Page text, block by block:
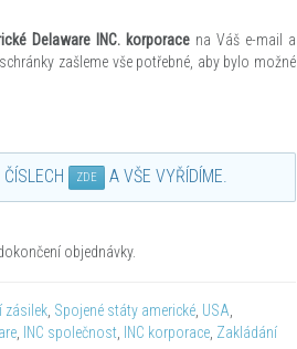
Delaware INC. korporace na Váš e-mail a
zašleme vše potřebné, aby bylo možné
ZDE A VŠE VYŘÍDÍME.
objednávky.
zásilek, Spojené státy americké, USA,
, INC společnost, INC korporace, Zakládání